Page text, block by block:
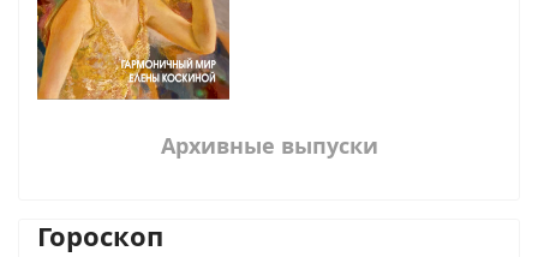
Архивные выпуски
Гороскоп